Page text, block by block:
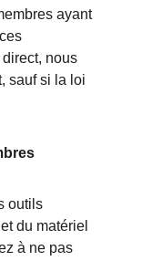
ayant
nous
sauf si la loi
outils
du matériel
à ne pas